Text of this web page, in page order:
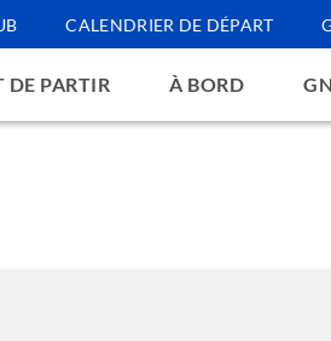
CALENDRIER DE DÉPART
DE PARTIR À BORD